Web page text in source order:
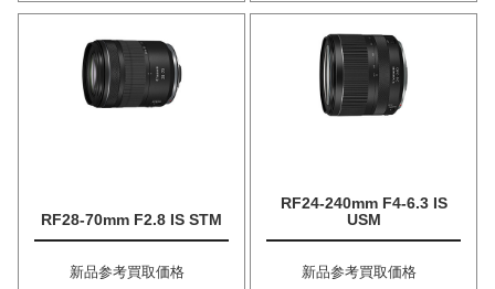
RF28-70mm F2.8 IS STM
新品参考買取価格
RF24-240mm F4-6.3 IS
USM
新品参考買取価格